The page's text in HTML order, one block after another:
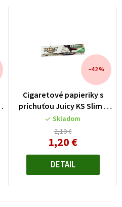
Cigaretové papieriky s
príchuťou Juicy KS Slim -
kokos
Skladom
2,10 €
–42 %
1,20 €
DETAIL